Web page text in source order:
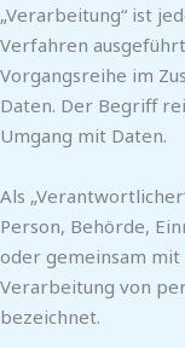
„Verarbeitung“ ist
Verfahren
Vorgangsreihe im
Daten. Der Begriff
Umgang mit Daten.
Als
Person, Behörde,
oder gemeinsam
Verarbeitung von
bezeichnet.